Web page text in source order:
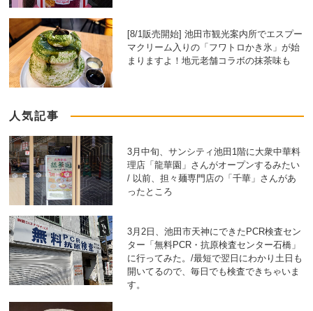
[8/1販売開始] 池田市観光案内所でエスプー
マクリーム入りの「フワトロかき氷」が始
まりますよ！地元老舗コラボの抹茶味も
人気記事
3月中旬、サンシティ池田1階に大衆中華料
理店「龍華園」さんがオープンするみたい
/ 以前、担々麺専門店の「千華」さんがあ
ったところ
3月2日、池田市天神にできたPCR検査セン
ター「無料PCR・抗原検査センター石橋」
に行ってみた。/最短で翌日にわかり土日も
開いてるので、毎日でも検査できちゃいま
す。